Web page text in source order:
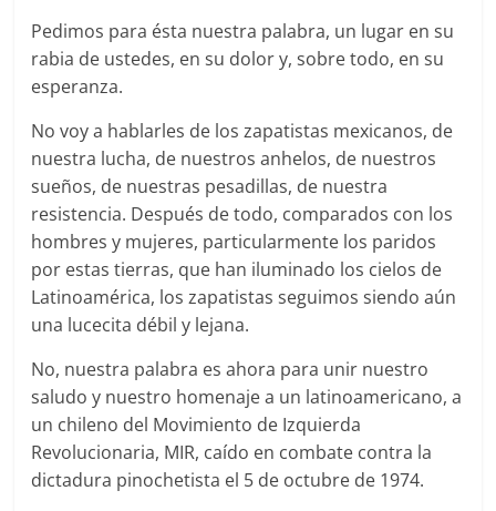
Pedimos para ésta nuestra palabra, un lugar en su
rabia de ustedes, en su dolor y, sobre todo, en su
esperanza.
No voy a hablarles de los zapatistas mexicanos, de
nuestra lucha, de nuestros anhelos, de nuestros
sueños, de nuestras pesadillas, de nuestra
resistencia. Después de todo, comparados con los
hombres y mujeres, particularmente los paridos
por estas tierras, que han iluminado los cielos de
Latinoamérica, los zapatistas seguimos siendo aún
una lucecita débil y lejana.
No, nuestra palabra es ahora para unir nuestro
saludo y nuestro homenaje a un latinoamericano, a
un chileno del Movimiento de Izquierda
Revolucionaria, MIR, caído en combate contra la
dictadura pinochetista el 5 de octubre de 1974.